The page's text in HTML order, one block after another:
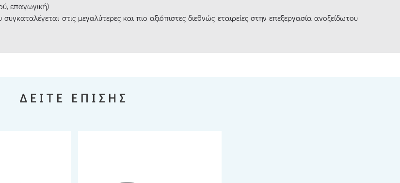
επαγωγική)
στις μεγαλύτερες και πιο αξιόπιστες διεθνώς εταιρείες στην επεξεργασία ανοξείδωτου
ΔΕΙΤΕ ΕΠΙΣΗΣ